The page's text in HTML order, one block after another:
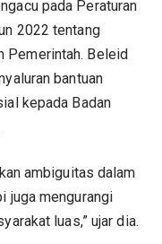
pada Peraturan
2022 tentang
Pemerintah. Beleid
bantuan
kepada Badan
ambiguitas dalam
juga mengurangi
luas,” ujar dia.